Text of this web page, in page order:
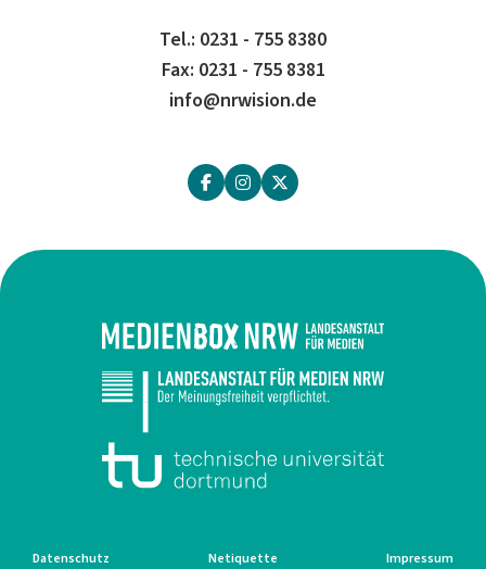
Tel.: 0231 - 755 8380
Fax: 0231 - 755 8381
info@nrwision.de
Datenschutz Netiquette Impressum